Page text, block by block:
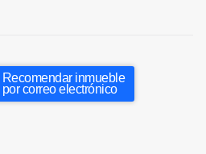
Recomendar inmueble
por correo electrónico